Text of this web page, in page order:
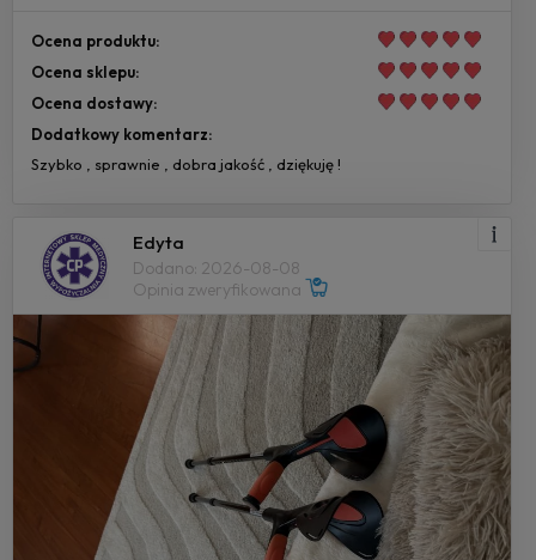
Ocena produktu:
Ocena sklepu:
Ocena dostawy:
Dodatkowy komentarz:
Szybko , sprawnie , dobra jakość , dziękuję !
Edyta
Dodano: 2026-08-08
Opinia zweryfikowana